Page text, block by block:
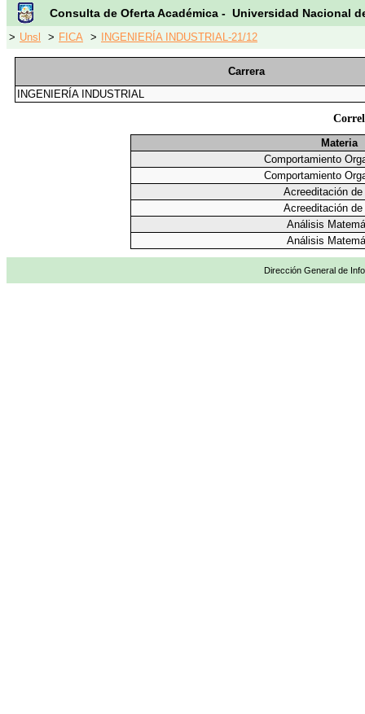
Consulta de Oferta Académica - Universidad Nacional
> Unsl > FICA > INGENIERÍA INDUSTRIAL-21/12
Carrera
INGENIERÍA INDUSTRIAL
Materia
Comportamiento
Comportamiento
Acreeditación
Acreeditación
Análisis
Análisis
Dirección General de